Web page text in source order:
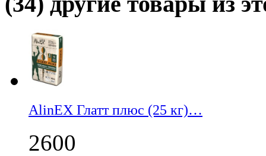
AlinEX Глатт плюс (25 кг)…
2600